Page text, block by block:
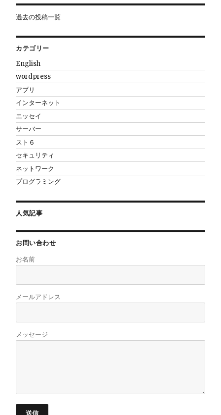
過去の投稿一覧
カテゴリー
English
wordpress
アプリ
インターネット
エッセイ
サーバー
スト６
セキュリティ
ネットワーク
プログラミング
人気記事
お問い合わせ
お名前
メールアドレス
メッセージ
送信